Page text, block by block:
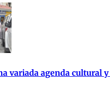
variada agenda cultural